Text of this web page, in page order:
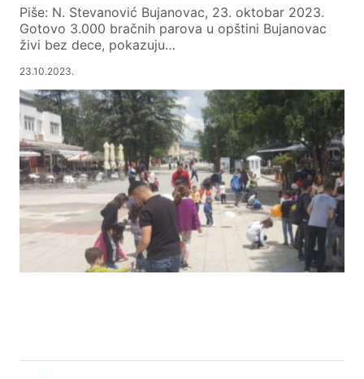
Piše: N. Stevanović Bujanovac, 23. oktobar 2023.
Gotovo 3.000 bračnih parova u opštini Bujanovac
živi bez dece, pokazuju…
23.10.2023.